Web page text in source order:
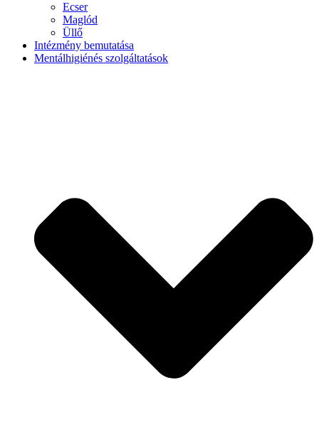
Ecser
Maglód
Üllő
Intézmény bemutatása
Mentálhigiénés szolgáltatások